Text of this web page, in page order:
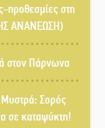
παίρνουν «φωτιά» στην
το 3ο Τουρνουά
γλέντι με «Γιορτή
στη Σοχά
της Μονεμβασιάς
του δημόσιου
προθεσμίες στη
ΑΝΑΝΕΩΣΗ)
στον Πάρνωνα
Σορός
σε καταψύκτη!